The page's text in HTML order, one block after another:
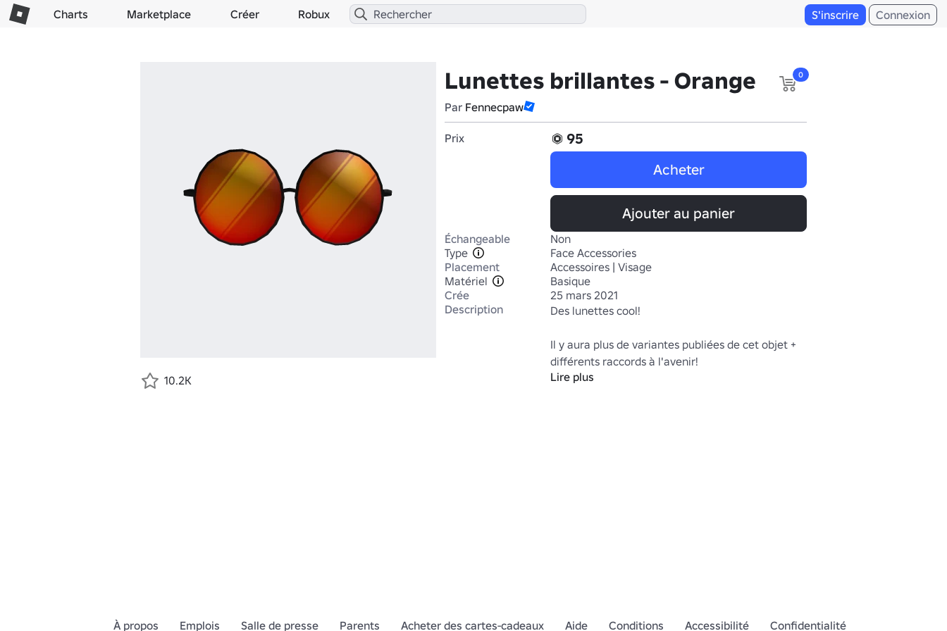
Charts Marketplace Créer Robux S'inscrire Connexion
Lunettes brillantes - Orange
Par Fennecpaw
0
Prix
95
Acheter
Ajouter au panier
Échangeable
Non
Type
Face Accessories
Placement
Accessoires | Visage
Matériel
Basique
Crée
25 mars 2021
Description
Des lunettes cool!
Il y aura plus de variantes publiées de cet objet +
différents raccords à l'avenir!
Lire plus
10.2K
À propos Emplois Salle de presse Parents Acheter des cartes-cadeaux Aide Conditions Accessibilité Confidentialité